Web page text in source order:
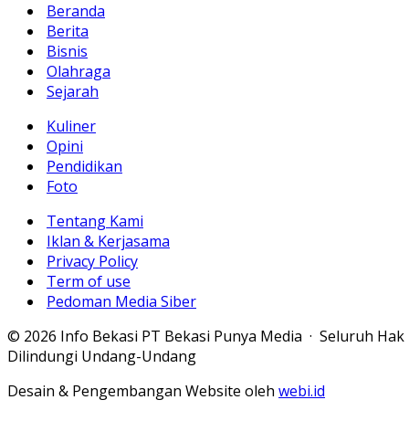
Beranda
Berita
Bisnis
Olahraga
Sejarah
Kuliner
Opini
Pendidikan
Foto
Tentang Kami
Iklan & Kerjasama
Privacy Policy
Term of use
Pedoman Media Siber
© 2026 Info Bekasi PT Bekasi Punya Media · Seluruh Hak
Dilindungi Undang-Undang
Desain & Pengembangan Website oleh webi.id